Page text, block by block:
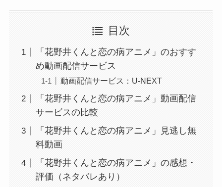
目次
「花野井くんと恋の病アニメ」のおすす
め動画配信サービス
動画配信サービス：U-NEXT
「花野井くんと恋の病アニメ」動画配信
サービスの比較
「花野井くんと恋の病アニメ」見逃し無
料動画
「花野井くんと恋の病アニメ」の感想・
評価（ネタバレあり）